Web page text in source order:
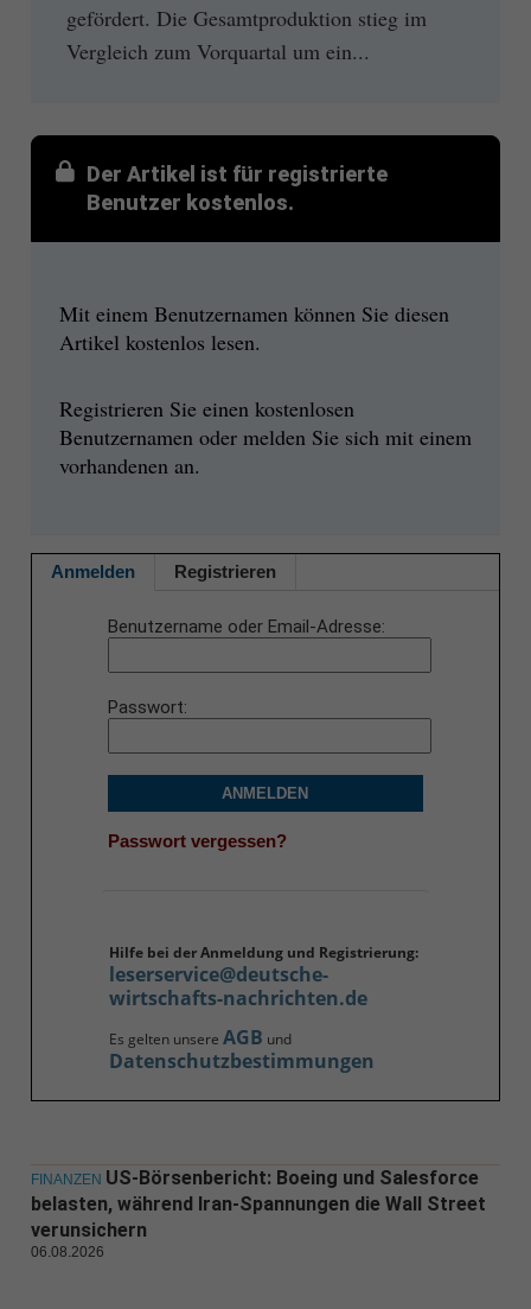
gefördert. Die Gesamtproduktion stieg im
Vergleich zum Vorquartal um ein...
Der Artikel ist für registrierte
Benutzer kostenlos.
Mit einem Benutzernamen können Sie diesen
Artikel kostenlos lesen.
Registrieren Sie einen kostenlosen
Benutzernamen oder melden Sie sich mit einem
vorhandenen an.
Anmelden Registrieren
Benutzername oder Email-Adresse
Passwort
ANMELDEN
Passwort vergessen?
Hilfe bei der Anmeldung und Registrierung:
leserservice@deutsche-
wirtschafts-nachrichten.de
Es gelten unsere AGB und
Datenschutzbestimmungen
FINANZEN US-Börsenbericht: Boeing und Salesforce
belasten, während Iran-Spannungen die Wall Street
verunsichern
06.08.2026